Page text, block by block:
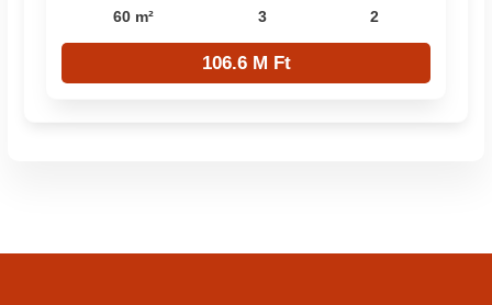
60 m² 3 2
106.6 M Ft